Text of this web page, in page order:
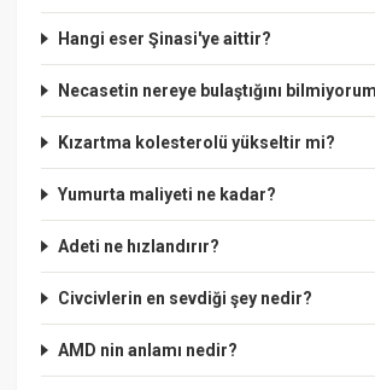
Hangi eser Şinasi'ye aittir?
Necasetin nereye bulaştığını
Kızartma kolesterolü yükseltir mi?
Yumurta maliyeti ne kadar?
Adeti ne hızlandırır?
Civcivlerin en sevdiği şey nedir?
AMD nin anlamı nedir?